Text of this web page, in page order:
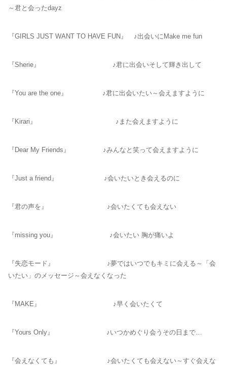
～君と会ったdayz
『GIRLS JUST WANT TO HAVE FUN』 ♪出会いにMake me fun
『Sherie』 ♪君に出会いそして輝き出して
『You are the one』 ♪君に出会いたい～会えますように
『Kirari』 ♪また会えますように
『Dear My Friends』 ♪みんなと笑って会えますように
『Just a friend』 ♪会いたいとき会えるのに
『君の声を』 ♪会いたくても会えない
『missing you』 ♪会いたい 胸が痛いよ
『失恋モード』 ♪夢ではいつでもキミに会える～「会
いたい」のメッセージ～会えなくなった
『MAKE』 ♪早く会いたくて
『Yours Only』 ♪いつかめぐり会うその日まで…
『会えなくても』 ♪会いたくても会えない～すぐ会えな